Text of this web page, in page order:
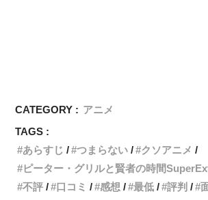
CATEGORY : アニメ
TAGS :
あらすじ
つまらない
クソアニメ
ピーター・グリルと賢者の時間
不評
口コミ 感想 最低 評判